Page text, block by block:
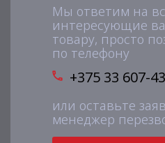
Мы ответим на
интересующие
товару, просто
по телефону
+375 33 607-
или оставьте
менеджер